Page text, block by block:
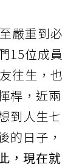
嚴重到必
15位成員
往生，也
桿，近兩
到人生七
日子，
，現在就